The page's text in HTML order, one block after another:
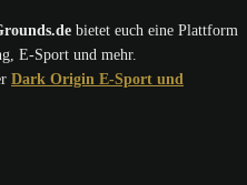
bietet euch eine Plattform
E-Sport und mehr.
Dark Origin E-Sport und